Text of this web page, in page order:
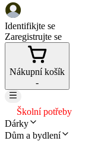
Identifikjte se
Zaregistrujte se
Nákupní košík
-
Školní potřeby
Dárky
Dům a bydlení